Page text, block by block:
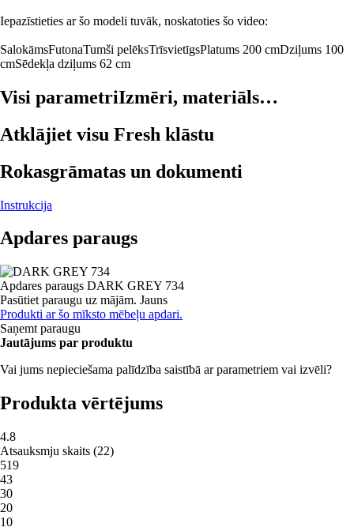
Iepazīstieties ar šo modeli tuvāk, noskatoties šo video:
SalokāmsFutonaTumši pelēksTrīsvietīgsPlatums 200 cmDziļums 100
cmSēdekļa dziļums 62 cm
Visi parametriIzmēri, materiāls…
Atklājiet visu Fresh klāstu
Rokasgrāmatas un dokumenti
Instrukcija
Apdares paraugs
Apdares paraugs DARK GREY 734
Pasūtiet paraugu uz mājām. Jauns
Produkti ar šo mīksto mēbeļu apdari.
Saņemt paraugu
Jautājums par produktu
Vai jums nepieciešama palīdzība saistībā ar parametriem vai izvēli?
Produkta vērtējums
4.8
Atsauksmju skaits (22)
519
43
30
20
10